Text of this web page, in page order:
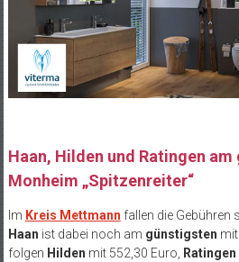
Haan, Hilden und Ratingen
Monheim „Spitzenreiter“
Im Kreis Mettmann fallen die Gebühren
Haan ist dabei noch am günstigsten
folgen Hilden mit 552,30 Euro, Ratingen